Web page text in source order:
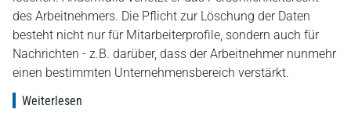
des Arbeitnehmers. Die Pflicht zur Löschung der Daten
besteht nicht nur für Mitarbeiterprofile, sondern auch für
Nachrichten - z.B. darüber, dass der Arbeitnehmer nunmehr
einen bestimmten Unternehmensbereich verstärkt.
Weiterlesen